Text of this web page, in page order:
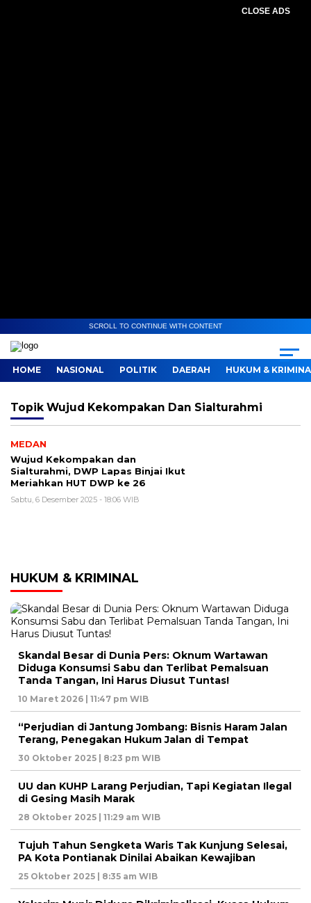
CLOSE ADS
SCROLL TO CONTINUE WITH CONTENT
HOME NASIONAL POLITIK DAERAH HUKUM &
Topik Wujud Kekompakan Dan Sialturahmi
MEDAN
Wujud Kekompakan dan
Sialturahmi, DWP Lapas Binjai Ikut
Meriahkan HUT DWP ke 26
Sabtu, 6 Desember 2025 - 18:06 WIB
HUKUM & KRIMINAL
Skandal Besar di Dunia Pers: Oknum Wartawan
Diduga Konsumsi Sabu dan Terlibat Pemalsuan
Tanda Tangan, Ini Harus Diusut Tuntas!
10 Maret 2026 | 11:47 pm WIB
“Perjudian di Jantung Jombang: Bisnis Haram Jalan
Terang, Penegakan Hukum Jalan di Tempat
30 Oktober 2025 | 8:23 pm WIB
UU dan KUHP Larang Perjudian, Tapi Kegiatan Ilegal
di Gesing Masih Marak
28 Oktober 2025 | 11:29 am WIB
Tujuh Tahun Sengketa Waris Tak Kunjung Selesai,
PA Kota Pontianak Dinilai Abaikan Kewajiban
25 Oktober 2025 | 8:35 am WIB